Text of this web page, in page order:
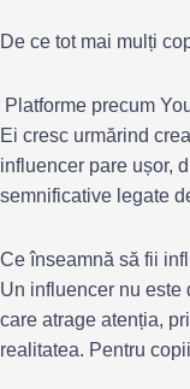
De ce tot mai mulți
Platforme precum
Ei cresc urmărind
influencer pare ușor,
semnificative legate
Ce înseamnă să fii
Un influencer nu este
care atrage atenția,
realitatea. Pentru